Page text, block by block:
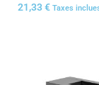
21,33€ Taxes